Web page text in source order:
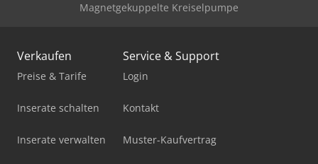
Magnetgekuppelte Kreiselpumpe
Verkaufen
Preise & Tarife
Inserate schalten
Inserate verwalten
Service & Support
Login
Kontakt
Muster-Kaufvertrag